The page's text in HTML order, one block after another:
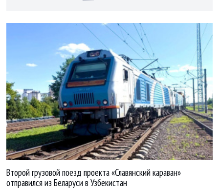
Второй грузовой поезд проекта «Славянский караван»
отправился из Беларуси в Узбекистан